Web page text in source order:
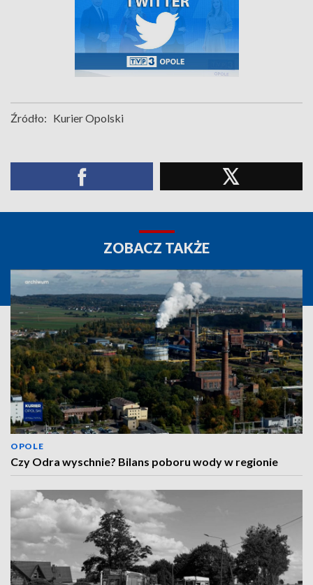
Źródło: Kurier Opolski
ZOBACZ TAKŻE
OPOLE
Czy Odra wyschnie? Bilans poboru wody w regionie